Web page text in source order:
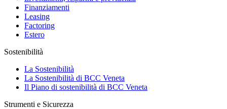
Finanziamenti
Leasing
Factoring
Estero
Sostenibilità
La Sostenibilità
La Sostenibilità di BCC Veneta
Il Piano di sostenibilità di BCC Veneta
Strumenti e Sicurezza